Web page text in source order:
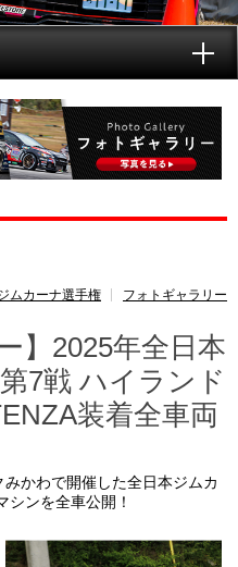
?
ムカーナ選手権 フォトギャラリー
】2025年全日本
7戦 ハイランド
装着全車両
かわで開催した全日本ジムカ
シンを全車公開！